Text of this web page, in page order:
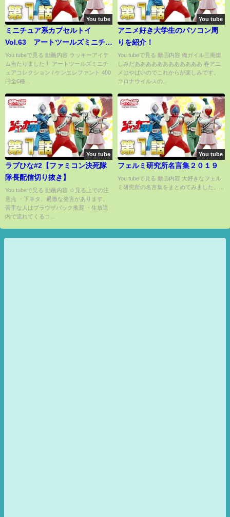
You tube
ミニチュア系カプセルトイ
Vol.63 アートツールズミニチュ
アコレクション Miniature
Japanese Capsule toys
You tubeで見る 動画内容 ラッキーアイテ
ム当たりました！ アートツールズミニチ
ュアコレクション / ケンエレファント 400
円全6種...
You tube
アニメ好き大学生のパソコン周
りを紹介！
You tubeで見る 動画内容 俺ガイル三期楽
しみだああああああああああああ 春アニ
メはやばいのでこれからが楽しみです。
コロナウイルスの...
You tube
ラブひな#2【ファミコン決死隊
隊長配信切り抜き】
You tubeで見る 動画内容 ☆見る上での注
意点 ・下ネタ、過激な発言があります。
苦手な人はブラウザバック推奨 ・生放送
内で流れてくるコ...
You tube
フェルミ研究所名言集２０１９
You tubeで見る 動画内容 大好きなフェル
ミ研究所の名言集をまとめてみました。...